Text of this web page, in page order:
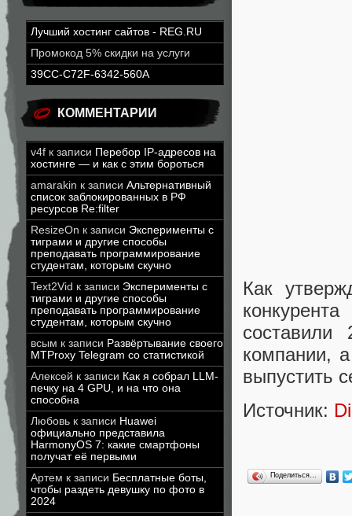
Лучший хостинг сайтов - REG.RU
Промокод 5% скидки на услуги
39CC-C72F-6342-560A
КОММЕНТАРИИ
v4f к записи Перебор IP-адресов на
хостинге — и как с этим бороться
amarakin к записи Альтернативный
список заблокированных в РФ
ресурсов Re:filter
ResizeOn к записи Эксперименты с
тиграми и другие способы
преподавать программирование
студентам, которым скучно
Text2Vid к записи Эксперименты с
тиграми и другие способы
преподавать программирование
студентам, которым скучно
всым к записи Развёртывание своего
MTProxy Telegram со статистикой
Алексей к записи Как я собрал LLM-
печку на 4 GPU, и на что она
способна
Любовь к записи Huawei
официально представила
HarmonyOS 7: какие смартфоны
получат её первыми
Артем к записи Бесплатные боты,
чтобы раздеть девушку по фото в
2024
Как
составили
компании,
выпустить
Источник:
Поделиться…